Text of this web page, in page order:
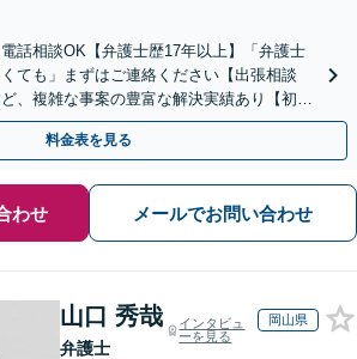
話相談OK【弁護士歴17年以上】「弁護士
ても」まずはご連絡ください【出張相談
、複雑な事案の豊富な解決実績あり【初回
解決できるケースもあります
料金表を見る
わせ メールでお問い合わせ
山口 秀哉
弁護士
インタビュ
ーを見る
岡山県